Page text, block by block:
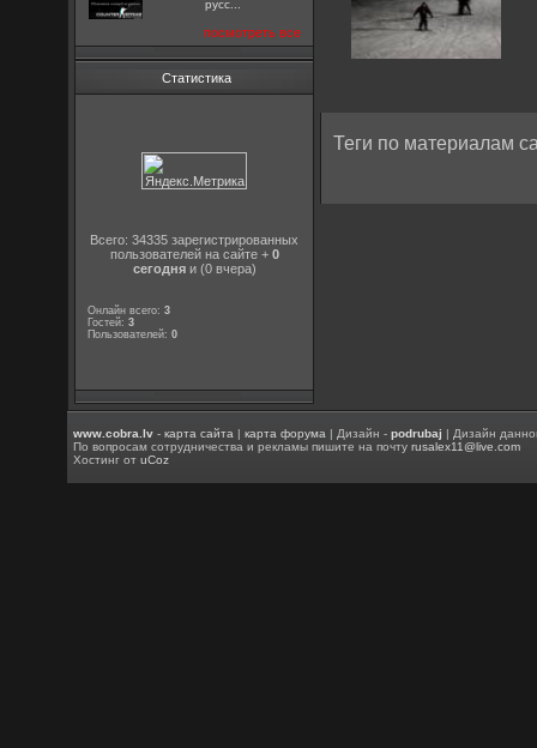
русс...
посмотреть все
Статистика
Всего: 34335 зарегистрированных
пользователей на сайте + 0
сегодняи (0 вчера)
Онлайн всего:3
Гостей:3
Пользователей:0
Теги по материалам
www.cobra.lv -карта сайта |карта форума | Дизайн -podrubaj | Дизайн
По вопросам сотрудничества и рекламы пишите на почтуrusalex11@live.com
Хостинг отuCoz